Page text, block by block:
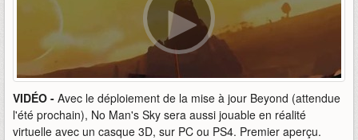
VIDÉO - Avec le déploiement de la mise à jour Beyond (attendue
l'été prochain), No Man's Sky sera aussi jouable en réalité
virtuelle avec un casque 3D, sur PC ou PS4. Premier aperçu.